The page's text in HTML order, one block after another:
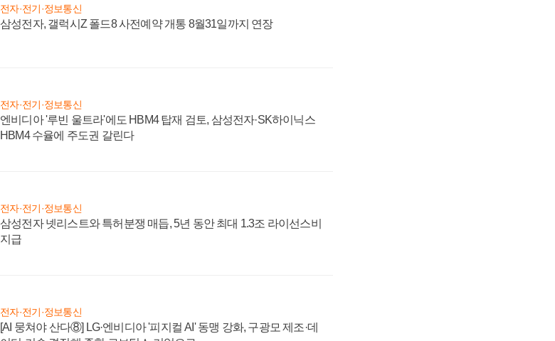
전자·전기·정보통신
삼성전자, 갤럭시Z 폴드8 사전예약 개통 8월31일까지 연장
전자·전기·정보통신
엔비디아 '루빈 울트라'에도 HBM4 탑재 검토, 삼성전자·SK하이닉스
HBM4 수율에 주도권 갈린다
전자·전기·정보통신
삼성전자 넷리스트와 특허분쟁 매듭, 5년 동안 최대 1.3조 라이선스비
지급
전자·전기·정보통신
[AI 뭉쳐야 산다⑧] LG·엔비디아 '피지컬 AI' 동맹 강화, 구광모 제조·데